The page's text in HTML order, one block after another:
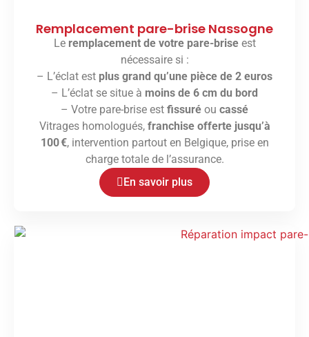
Remplacement pare-brise Nassogne
Le remplacement de votre pare-briseest
nécessaire si :
– L’éclat est plus grand qu’une pièce de 2 euros
– L’éclat se situe à moins de 6 cm du bord
– Votre pare-brise est fissuré ou cassé
Vitrages homologués, franchise offerte jusqu’à
100 €, intervention partout en Belgique, prise en
charge totale de l’assurance.
En savoir plus